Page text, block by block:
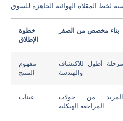
خطوة
الإطلاق
بناء مخصص من الصفر
مفهوم
المنتج
مرحلة أطول للاكتشاف
والهندسة
عينات
المزيد من جولات
المراجعة الهيكلية